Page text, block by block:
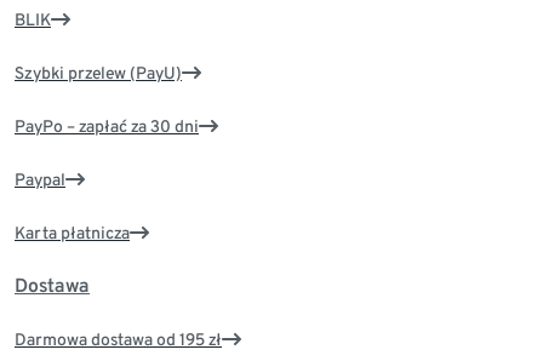
BLIK
Szybki przelew (PayU)
PayPo – zapłać za 30 dni
Paypal
Karta płatnicza
Dostawa
Darmowa dostawa od 195 zł